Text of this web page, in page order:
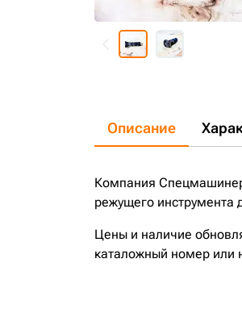
Описание
Компания
режущего инструмента
Цены и наличие
каталожный номер или